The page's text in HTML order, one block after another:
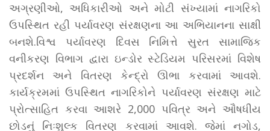
અગ્રણીઓ, અધિકારીઓ અને મોટી સંખ્યામાં નાગરિકો
ઉપસ્થિત રહી પર્યાવરણ સંરક્ષણના આ અભિયાનના સાક્ષી
બનશે.વિશ્વ પર્યાવરણ દિવસ નિમિત્તે સુરત સામાજિક
વનીકરણ વિભાગ દ્વારા ઇન્ડોર સ્ટેડિયમ પરિસરમાં વિશેષ
પ્રદર્શન અને વિતરણ કેન્દ્રો ઊભા કરવામાં આવશે.
કાર્યક્રમમાં ઉપસ્થિત નાગરિકોને પર્યાવરણ સંરક્ષણ માટે
પ્રોત્સાહિત કરવા આશરે 2,000 પવિત્ર અને ઔષધીય
છોડનું નિઃશુલ્ક વિતરણ કરવામાં આવશે. જેમાં નગોડ,